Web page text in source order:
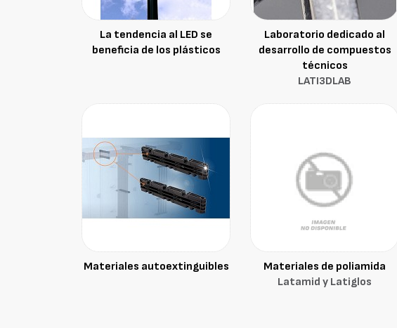
La tendencia al LED se
beneficia de los plásticos
Laboratorio dedicado al
desarrollo de compuestos
técnicos
LATI3DLAB
Materiales autoextinguibles
Materiales de poliamida
Latamid y Latiglos